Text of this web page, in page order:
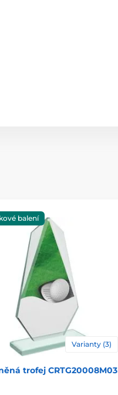
balení
Varianty (3)
trofej CRTG20008M03